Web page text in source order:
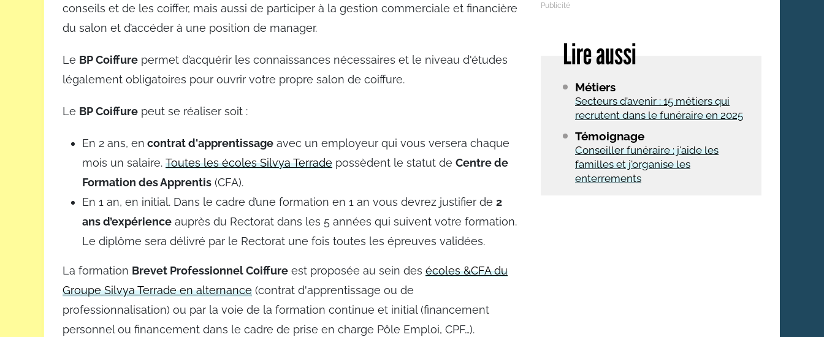
conseils et de les coiffer, mais aussi de participer à la gestion commerciale et financière
du salon et d’accéder à une position de manager.
Le BP Coiffure permet d’acquérir les connaissances nécessaires et le niveau d'études
légalement obligatoires pour ouvrir votre propre salon de coiffure.
Le BP Coiffure peut se réaliser soit :
En 2 ans, en contrat d'apprentissage avec un employeur qui vous versera chaque
mois un salaire. Toutes les écoles Silvya Terrade possèdent le statut de Centre de
Formation des Apprentis (CFA).
En 1 an, en initial. Dans le cadre d’une formation en 1 an vous devrez justifier de 2
ans d’expérience auprès du Rectorat dans les 5 années qui suivent votre formation.
Le diplôme sera délivré par le Rectorat une fois toutes les épreuves validées.
La formation Brevet Professionnel Coiffure est proposée au sein des écoles &CFA du
Groupe Silvya Terrade en alternance (contrat d'apprentissage ou de
professionnalisation) ou par la voie de la formation continue et initial (financement
personnel ou financement dans le cadre de prise en charge Pôle Emploi, CPF…).
Lire aussi
Métiers
Secteurs d’avenir : 15 métiers qui
recrutent dans le funéraire en 2025
Témoignage
Conseiller funéraire : j'aide les
familles et j'organise les
enterrements